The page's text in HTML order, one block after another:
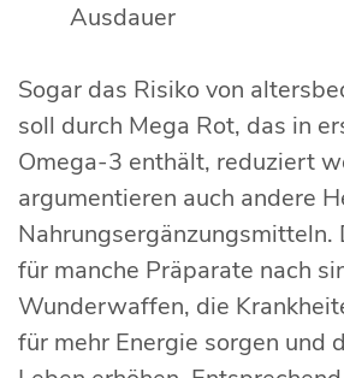
Ausdauer
Sogar das Risiko von
soll durch Mega Rot, das in
Omega-3 enthält, reduziert
argumentieren auch andere
Nahrungsergänzungsmitteln.
für manche Präparate nach
Wunderwaffen, die
für mehr Energie sorgen und